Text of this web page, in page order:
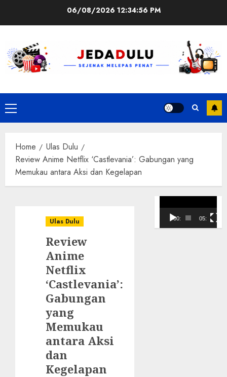
06/08/202612:34:57 PM
Primary
Menu
Home
Ulas Dulu
Review Anime Netflix ‘Castlevania’: Gabungan yang
Memukau antara Aksi dan Kegelapan
Ulas Dulu
Review
Anime
Netflix
‘Castlevania’:
Gabungan
yang
Memukau
antara Aksi
dan
Kegelapan
Video
00:00 05:10